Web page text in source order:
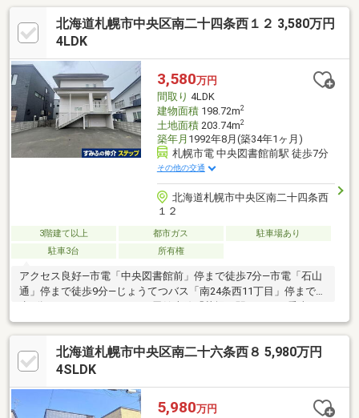
階それぞれに水回りを設置・3階のLDKは約15.0帖、セパレートキ
ッチンを採用・ピロティ駐車場有(車種による)▼周辺環境・コー
プさっぽろやまはな店 徒歩7分(約490m)・伏見小学校 徒歩9分(約
物件の詳細・ご相談はお気軽にお問い合わせください。
北海道札幌市中央区南二十四条西１２ 3,580万円
4LDK
3,580万円
間取り 4LDK
建物面積198.72m2
土地面積203.74m2
築年月 1992年8月(築34年1ヶ月)
札幌市電 中央図書館前駅 徒歩7分
その他の交通
北海道札幌市中央区南二十四条西
１２
3階建て以上 都市ガス
駐車場あり
駐車3台
所有権
アクセス良好―市電「中央図書館前」停まで徒歩7分―市電「石山
通」停まで徒歩9分―じょうてつバス「南24条西11丁目」停まで徒
分―じょうてつバス「南24条西11丁目」停まで徒歩4
分、 地下鉄南北線「すすきの」駅までバス乗車17分■
敷地面積：203.74㎡（61.63坪）■建物面積：198.72㎡（60.11坪）
■1992年8月築 ■木・鉄筋コンクリート造 3階建■間取り：
インガレージ2台分■給湯・暖房：灯油
北海道札幌市中央区南二十六条西８ 5,980万円
4SLDK
5,980万円